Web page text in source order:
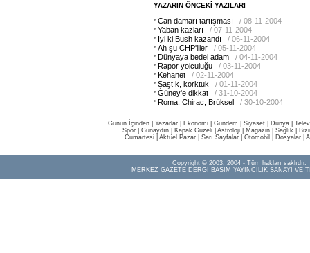
YAZARIN ÖNCEKİ YAZILARI
Can damarı tartışması
/ 08-11-2004
Yaban kazları
/ 07-11-2004
İyi ki Bush kazandı
/ 06-11-2004
Ah şu CHP'liler
/ 05-11-2004
Dünyaya bedel adam
/ 04-11-2004
Rapor yolculuğu
/ 03-11-2004
Kehanet
/ 02-11-2004
Şaştık, korktuk
/ 01-11-2004
Güney'e dikkat
/ 31-10-2004
Roma, Chirac, Brüksel
/ 30-10-2004
Günün İçinden Yazarlar Ekonomi Gündem Siyaset Dünya |
Spor
Günaydın Kapak Güzeli Astroloji Magazin Sağlık
Cumartesi| Aktüel Pazar| Sarı Sayfalar| Otomobil Dosyalar|
Copyright © 2003, 2004 - Tüm hakları saklıdır.
MERKEZ GAZETE DERGİ BASIM YAYINCILIK SANAYİ VE